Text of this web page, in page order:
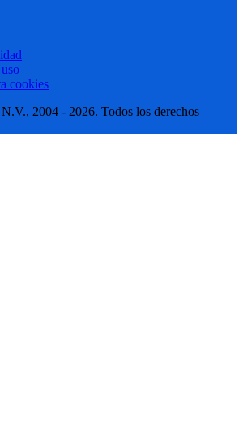
cookies
2004 - 2026. Todos los derechos